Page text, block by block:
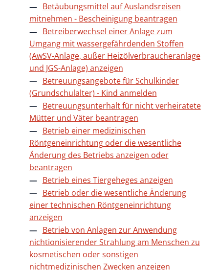
Betäubungsmittel auf Auslandsreisen
mitnehmen - Bescheinigung beantragen
Betreiberwechsel einer Anlage zum
Umgang mit wassergefährdenden Stoffen
(AwSV-Anlage, außer Heizölverbraucheranlage
und JGS-Anlage) anzeigen
Betreuungsangebote für Schulkinder
(Grundschulalter) - Kind anmelden
Betreuungsunterhalt für nicht verheiratete
Mütter und Väter beantragen
Betrieb einer medizinischen
Röntgeneinrichtung oder die wesentliche
Änderung des Betriebs anzeigen oder
beantragen
Betrieb eines Tiergeheges anzeigen
Betrieb oder die wesentliche Änderung
einer technischen Röntgeneinrichtung
anzeigen
Betrieb von Anlagen zur Anwendung
nichtionisierender Strahlung am Menschen zu
kosmetischen oder sonstigen
nichtmedizinischen Zwecken anzeigen